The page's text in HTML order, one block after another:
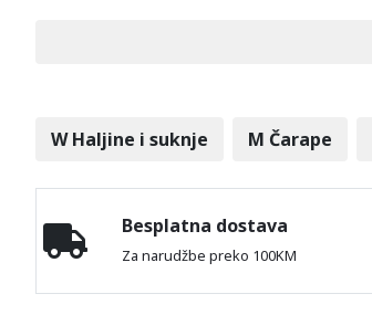
W Haljine i suknje M Čarape
Besplatna dostava
Za narudžbe preko 100KM